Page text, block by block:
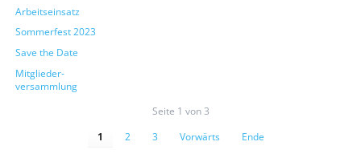
Arbeitseinsatz
Sommerfest 2023
Save the Date
Mitglieder-
versammlung
Seite 1 von 3
1
2 3 Vorwärts Ende